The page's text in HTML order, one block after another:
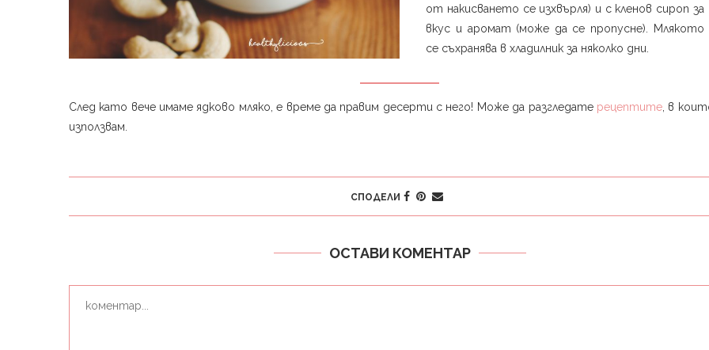
от накисването се изхвърля) и с кленов сироп за
вкус и аромат (може да се пропусне). Млякото
се съхранява в хладилник за няколко дни.
След като вече имаме ядково мляко, е време да правим десерти с него! Може да разгледате рецептите, в
използвам.
СПОДЕЛИ
ОСТАВИ КОМЕНТАР